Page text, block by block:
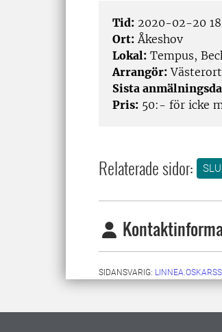
Tid: 2020-02-20
Ort: Åkeshov
Lokal: Tempus,
Arrangör:
Sista
Pris: 50:- för icke
Relaterade sidor:
SIDANSVARIG: